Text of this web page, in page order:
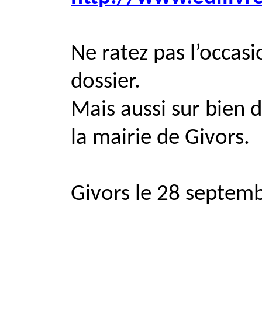
Ne ratez pas
dossier.
Mais aussi sur bien
la mairie de Givors.
Givors le 28